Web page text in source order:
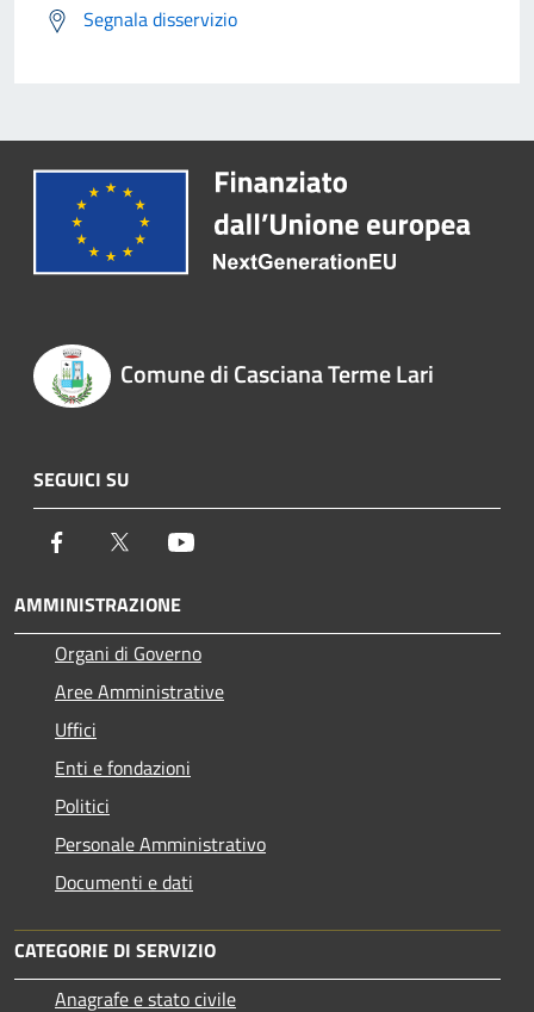
Segnala disservizio
Comune di Casciana Terme Lari
SEGUICI SU
Facebook Twitter
AMMINISTRAZIONE
Organi di Governo
Aree Amministrative
Uffici
Enti e fondazioni
Politici
Personale Amministrativo
Documenti e dati
CATEGORIE DI SERVIZIO
Anagrafe e stato civile